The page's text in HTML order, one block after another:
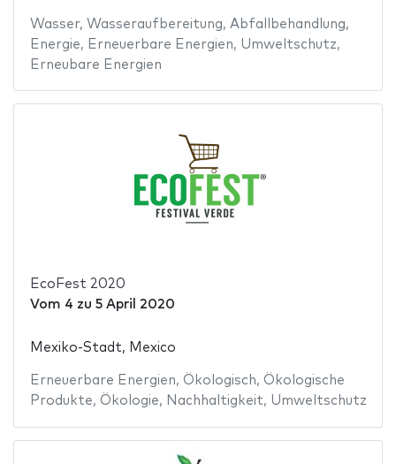
Wasser, Wasseraufbereitung, Abfallbehandlung,
Energie, Erneuerbare Energien, Umweltschutz,
Erneubare Energien
EcoFest 2020
Vom 4 zu 5 April 2020
Mexiko-Stadt, Mexico
Erneuerbare Energien, Ökologisch, Ökologische
Produkte, Ökologie, Nachhaltigkeit, Umweltschutz